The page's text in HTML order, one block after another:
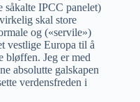
såkalte IPCC panelet)
skal store
og («servile»)
vestlige Europa til å
bløffen. Jeg er med
absolutte galskapen
verdensfreden i